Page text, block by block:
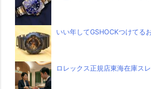
いい年してGSHOCKつけてる
ロレックス正規店東海在庫ス